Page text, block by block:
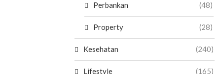
Perbankan (48)
Property (28)
Kesehatan (240)
Lifestyle (165)